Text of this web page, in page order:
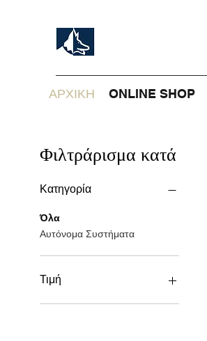
ΑΡΧΙΚΗ ONLINE SHOP
Φιλτράρισμα κατά
Κατηγορία
Όλα
Αυτόνομα Συστήματα
Τιμή